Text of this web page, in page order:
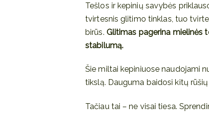
Tešlos ir kepinių savybės
tvirtesnis glitimo tinklas, tuo
birūs. Glitimas pagerina mielinės
stabilumą.
Šie miltai kepiniuose naudojami
tikslą. Dauguma baidosi kitų
Tačiau tai – ne visai tiesa.